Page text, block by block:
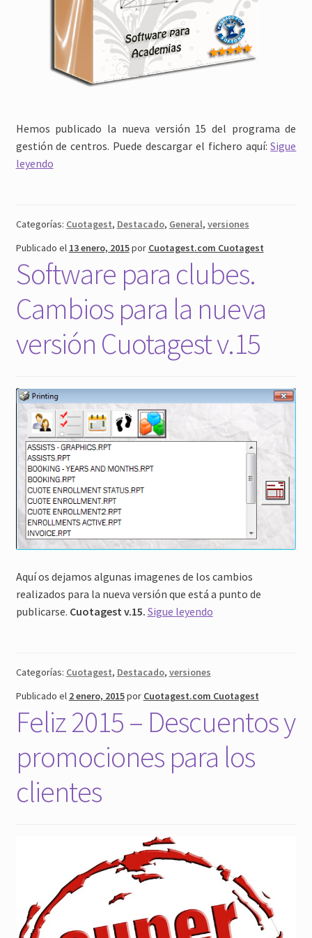
Hemos publicado la nueva versión 15 del programa de
gestión de centros. Puede descargar el fichero aquí:Sigue
leyendoCuotagest
publicada
Categorías: Cuotagest, Destacado, General, versiones
Publicado el 13 enero, 2015por Cuotagest.com Cuotagest
Software para clubes.
Cambios para la nueva
versión Cuotagest v.15
Aquí os dejamos algunas imagenes de los cambios
realizados para la nueva versión que está a punto de
publicarse. Cuotagest v.15. Sigue leyendoSoftware
la
nueva
versión
Cuotagest
v.15
Categorías: Cuotagest, Destacado, versiones
Publicado el 2 enero, 2015por Cuotagest.com Cuotagest
Feliz 2015 – Descuentos y
promociones para los
clientes